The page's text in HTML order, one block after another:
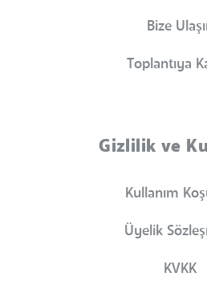
Bize
Toplantıya
Gizlilik ve
Kullanım
Üyelik
KVKK